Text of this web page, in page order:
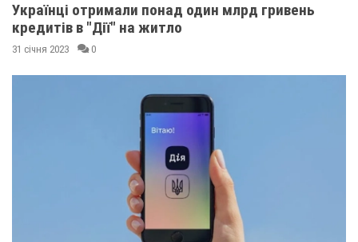
Українці отримали понад один млрд гривень
кредитів в "Дії" на житло
31 січня 2023 0